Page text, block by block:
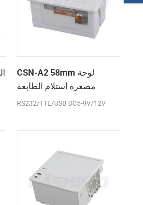
CSN-A2 58mm لوحة
مصغرة استلام الطابعة
الحرارية
RS232/TTL/USB DC5-9V/12V